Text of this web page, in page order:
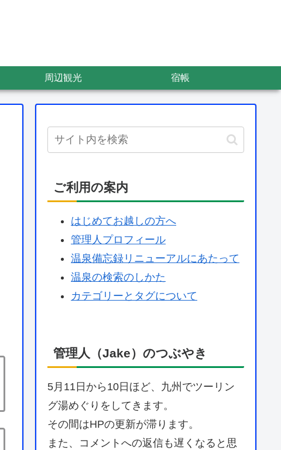
周辺観光 宿帳
ご利用の案内
はじめてお越しの方へ
管理人プロフィール
温泉備忘録リニューアルにあたって
温泉の検索のしかた
カテゴリーとタグについて
管理人（Jake）のつぶやき
5月11日から10日ほど、九州でツーリン
グ湯めぐりをしてきます。
その間はHPの更新が滞ります。
また、コメントへの返信も遅くなると思